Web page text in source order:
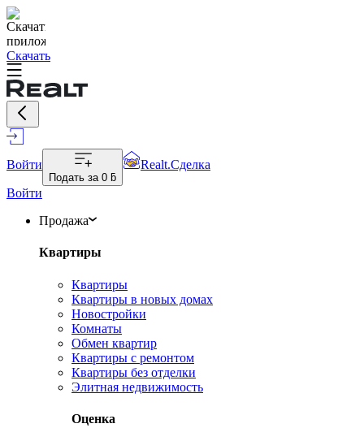
Скачать
Войти
Подать за 0 ƃ
Realt.Сделка
Войти
Продажа
Квартиры
Квартиры
Квартиры в новых домах
Новостройки
Комнаты
Обмен квартир
Квартиры с ремонтом
Квартиры без отделки
Элитная недвижимость
Оценка